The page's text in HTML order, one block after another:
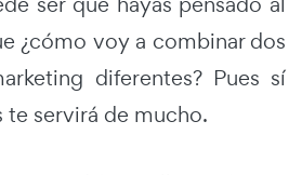
¿cómo voy a combinar dos
diferentes? Pues sí
te servirá de mucho.